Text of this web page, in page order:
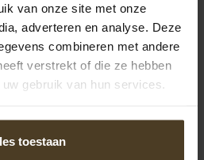
van onze site met onze
adverteren en analyse. Deze
combineren met andere
verstrekt of die ze hebben
gebruik van hun services.
toestaan
worden bezoekers
en natuurlijke uitstraling
Deze robuuste en
staat om zijn prachtige nerven
Met verschillende